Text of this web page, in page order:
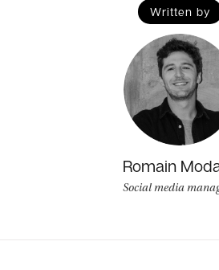
Written by
Romain
Social media